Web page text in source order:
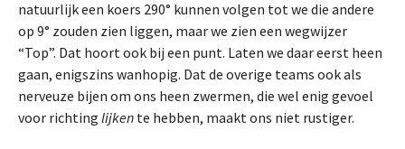
natuurlijk een koers 290° kunnen volgen tot we die andere
op 9° zouden zien liggen, maar we zien een wegwijzer
“Top”. Dat hoort ook bij een punt. Laten we daar eerst heen
gaan, enigszins wanhopig. Dat de overige teams ook als
nerveuze bijen om ons heen zwermen, die wel enig gevoel
voor richting lijken te hebben, maakt ons niet rustiger.